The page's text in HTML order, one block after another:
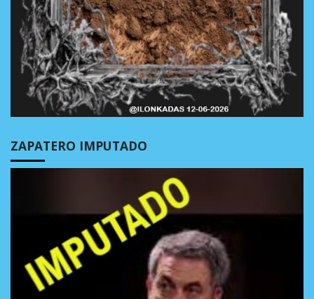
ZAPATERO IMPUTADO